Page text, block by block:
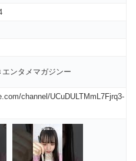
ンタメマガジンー
channel/UCuDULTMmL7Fjrq3-